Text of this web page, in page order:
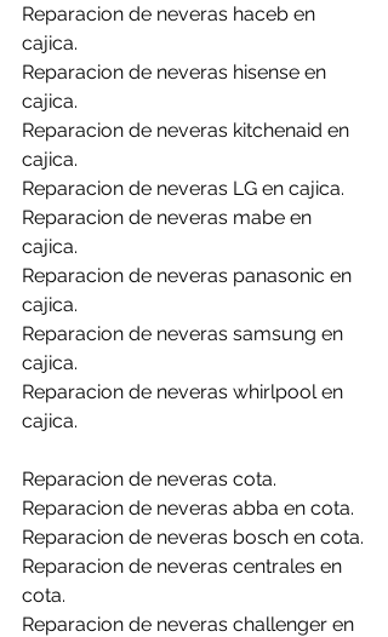
Reparacion de neveras haceb en
cajica.
Reparacion de neveras hisense en
cajica.
Reparacion de neveras kitchenaid en
cajica.
Reparacion de neveras LG en cajica.
Reparacion de neveras mabe en
cajica.
Reparacion de neveras panasonic en
cajica.
Reparacion de neveras samsung en
cajica.
Reparacion de neveras whirlpool en
cajica.
Reparacion de neveras cota.
Reparacion de neveras abba en cota.
Reparacion de neveras bosch en cota.
Reparacion de neveras centrales en
cota.
Reparacion de neveras challenger en